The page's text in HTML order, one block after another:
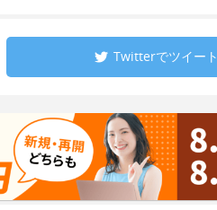
Twitterでツイート